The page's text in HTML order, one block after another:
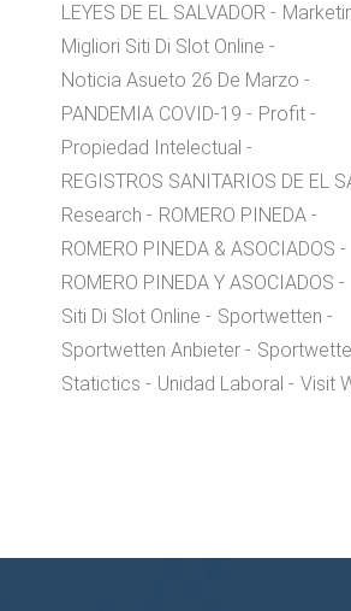
LEYES DE EL SALVADOR
Migliori Siti Di Slot Online
Noticia Asueto 26 De Marzo
PANDEMIA COVID-19
Profit
Propiedad Intelectual
REGISTROS SANITARIOS DE EL
Research
ROMERO PINEDA
ROMERO PINEDA & ASOCIADOS
ROMERO PINEDA Y ASOCIADOS
Siti Di Slot Online
Sportwetten
Sportwetten Anbieter
Statictics
Unidad Laboral Visit